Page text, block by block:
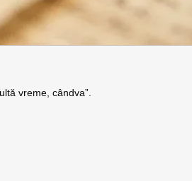
vreme, cândva”.